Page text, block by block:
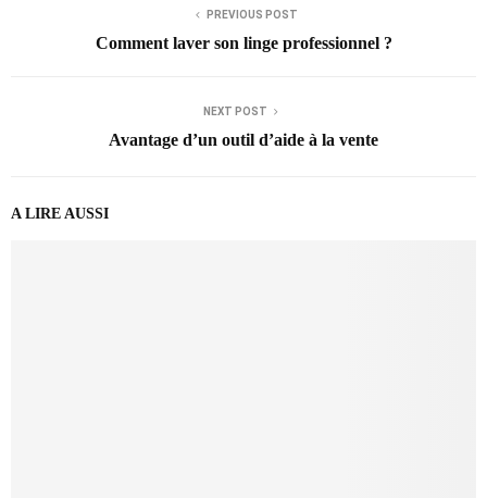
PREVIOUS POST
Comment laver son linge professionnel ?
NEXT POST
Avantage d’un outil d’aide à la vente
A LIRE AUSSI